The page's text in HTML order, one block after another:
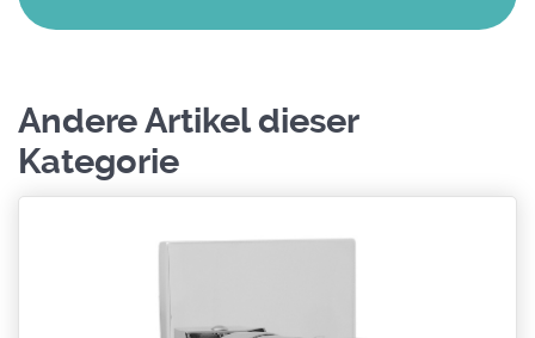
Andere Artikel dieser
Kategorie